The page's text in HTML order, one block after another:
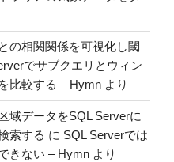
の相関関係を可視化し閾
でサブクエリとウィン
比較する – Hymn より
域データをSQL Serverに
索する に SQL Serverでは
きない – Hymn より